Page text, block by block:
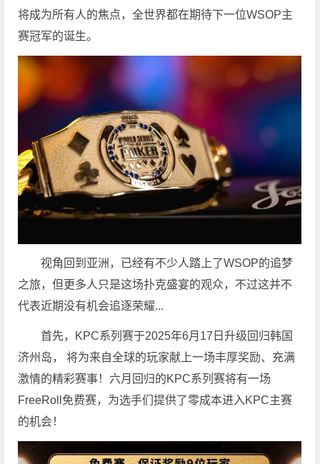
将成为所有人的焦点，全世界都在期待下一位WSOP主
赛冠军的诞生。
视角回到亚洲，已经有不少人踏上了WSOP的追梦
之旅，但更多人只是这场扑克盛宴的观众，不过这并不
代表近期没有机会追逐荣耀...
首先，KPC系列赛于2025年6月17日升级回归韩国
济州岛， 将为来自全球的玩家献上一场丰厚奖励、充满
激情的精彩赛事！六月回归的KPC系列赛将有一场
FreeRoll免费赛，为选手们提供了零成本进入KPC主赛
的机会！